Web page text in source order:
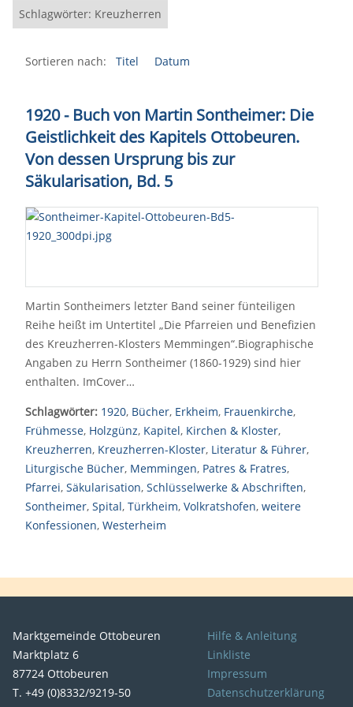
Schlagwörter: Kreuzherren
Sortieren nach: Titel Datum
1920 - Buch von Martin Sontheimer: Die
Geistlichkeit des Kapitels Ottobeuren.
Von dessen Ursprung bis zur
Säkularisation, Bd. 5
Martin Sontheimers letzter Band seiner fünteiligen
Reihe heißt im Untertitel „Die Pfarreien und Benefizien
des Kreuzherren-Klosters Memmingen“.Biographische
Angaben zu Herrn Sontheimer (1860-1929) sind hier
enthalten. ImCover…
Schlagwörter: 1920, Bücher, Erkheim, Frauenkirche,
Frühmesse, Holzgünz, Kapitel, Kirchen & Kloster,
Kreuzherren, Kreuzherren-Kloster, Literatur & Führer,
Liturgische Bücher, Memmingen, Patres & Fratres,
Pfarrei, Säkularisation, Schlüsselwerke & Abschriften,
Sontheimer, Spital, Türkheim, Volkratshofen, weitere
Konfessionen, Westerheim
Marktgemeinde Ottobeuren
Marktplatz 6
87724 Ottobeuren
T. +49 (0)8332/9219-50
Hilfe & Anleitung
Linkliste
Impressum
Datenschutzerklärung